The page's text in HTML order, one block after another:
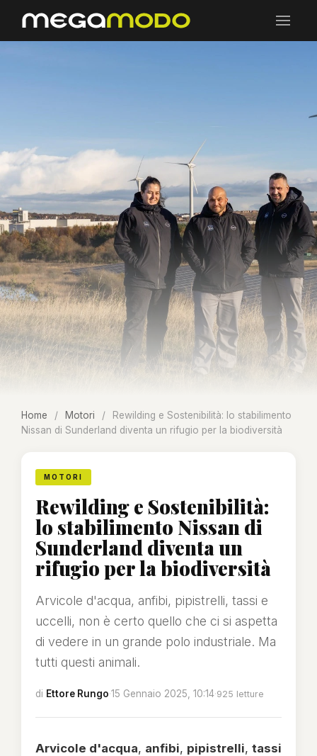
Home / Motori /
Rewilding e Sostenibilità: lo stabilimento
Nissan di Sunderland diventa un rifugio per la biodiversità
MOTORI
Rewilding e Sostenibilità:
lo stabilimento Nissan di
Sunderland diventa un
rifugio per la biodiversità
Arvicole d'acqua, anfibi, pipistrelli, tassi e
uccelli, non è certo quello che ci si aspetta
di vedere in un grande polo industriale. Ma
tutti questi animali.
di Ettore Rungo·15 Gennaio 2025, 10:14·925 letture
Arvicole d'acqua, anfibi, pipistrelli, tassi